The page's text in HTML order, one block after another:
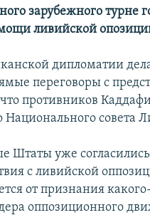
зарубежного
ливийской
дипломатии
переговоры с
противников Каддафи
Национального
Штаты уже
с ливийской
от признания
оппозиционного